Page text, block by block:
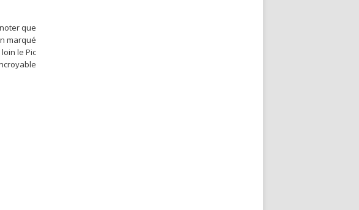
que
marqué
le Pic